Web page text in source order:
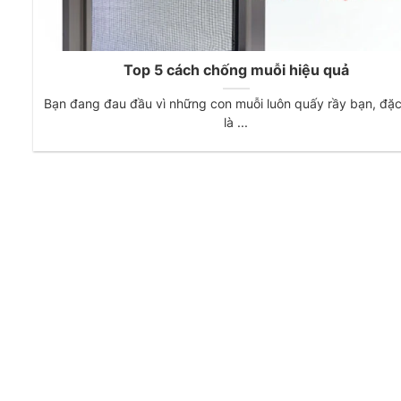
Top 5 cách chống muỗi hiệu quả
Bạn đang đau đầu vì những con muỗi luôn quấy rầy bạn,
là ...